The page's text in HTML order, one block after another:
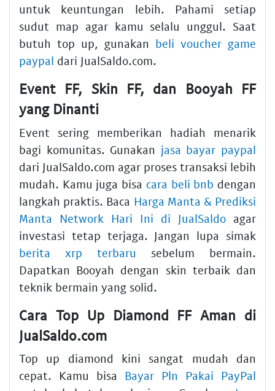
untuk keuntungan lebih. Pahami setiap
sudut map agar kamu selalu unggul. Saat
butuh top up, gunakan beli voucher game
paypal dari JualSaldo.com.
Event FF, Skin FF, dan Booyah FF
yang Dinanti
Event sering memberikan hadiah menarik
bagi komunitas. Gunakan jasa bayar paypal
dari JualSaldo.com agar proses transaksi lebih
mudah. Kamu juga bisa cara beli bnb dengan
langkah praktis. Baca Harga Manta & Prediksi
Manta Network Hari Ini di JualSaldo agar
investasi tetap terjaga. Jangan lupa simak
berita xrp terbaru sebelum bermain.
Dapatkan Booyah dengan skin terbaik dan
teknik bermain yang solid.
Cara Top Up Diamond FF Aman di
JualSaldo.com
Top up diamond kini sangat mudah dan
cepat. Kamu bisa Bayar Pln Pakai PayPal